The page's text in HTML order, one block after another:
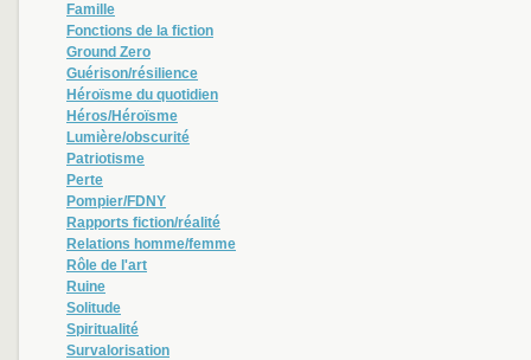
Famille
Fonctions de la fiction
Ground Zero
Guérison/résilience
Héroïsme du quotidien
Héros/Héroïsme
Lumière/obscurité
Patriotisme
Perte
Pompier/FDNY
Rapports fiction/réalité
Relations homme/femme
Rôle de l'art
Ruine
Solitude
Spiritualité
Survalorisation